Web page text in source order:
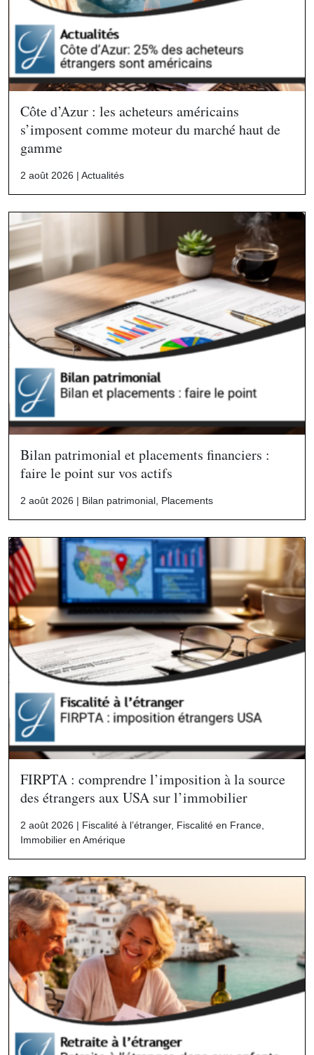
Côte d’Azur : les acheteurs américains
s’imposent comme moteur du marché haut de
gamme
2 août 2026 | Actualités
Bilan patrimonial et placements financiers :
faire le point sur vos actifs
2 août 2026 | Bilan patrimonial Placements
FIRPTA : comprendre l’imposition à la source
des étrangers aux USA sur l’immobilier
2 août 2026 | Fiscalité à l’étranger, Fiscalité en France,
Immobilier en Amérique